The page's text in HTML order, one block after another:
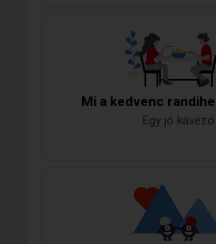
Mi a kedvenc
Egy jó kávézó